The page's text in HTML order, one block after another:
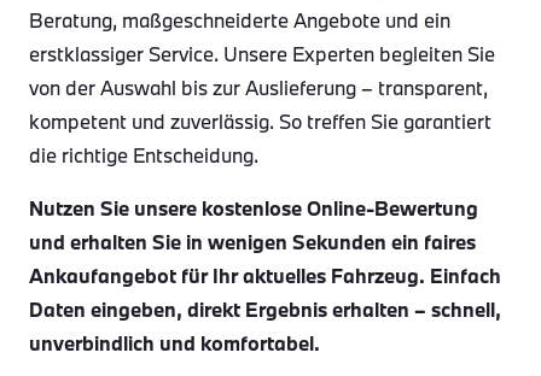
Beratung, maßgeschneiderte Angebote und ein
erstklassiger Service. Unsere Experten begleiten Sie
von der Auswahl bis zur Auslieferung – transparent,
kompetent und zuverlässig. So treffen Sie garantiert
die richtige Entscheidung.
Nutzen Sie unsere kostenlose Online-Bewertung
und erhalten Sie in wenigen Sekunden ein faires
Ankaufangebot für Ihr aktuelles Fahrzeug. Einfach
Daten eingeben, direkt Ergebnis erhalten – schnell,
unverbindlich und komfortabel.